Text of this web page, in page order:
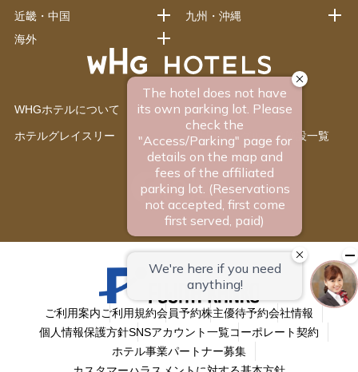
WHGホテルについて ワシントンホテル
ホテルグレイスリー 藤田観光グループ施設一覧
近畿・中国
九州・沖縄
海外
ご利用案内ご利用規約会員予約株主優待予約会社情報
個人情報保護方針SNSアカウント一覧コーポレート契約
ホテル事業パートナー募集